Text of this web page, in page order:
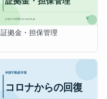
証拠金・担保管理